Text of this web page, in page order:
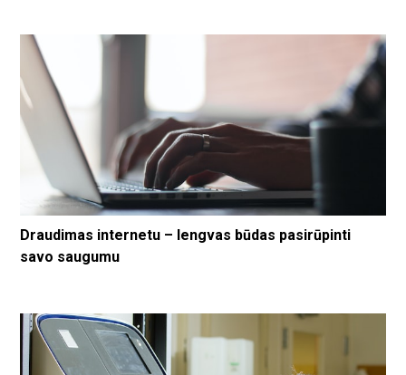
Draudimas internetu – lengvas būdas pasirūpinti
savo saugumu